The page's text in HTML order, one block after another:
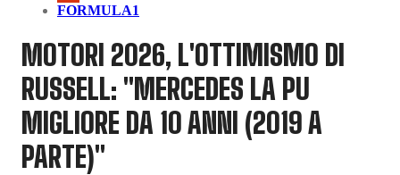
FORMULA1
MOTORI 2026, L'OTTIMISMO DI
RUSSELL: "MERCEDES LA PU
MIGLIORE DA 10 ANNI (2019 A
PARTE)"